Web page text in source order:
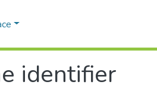
identifier